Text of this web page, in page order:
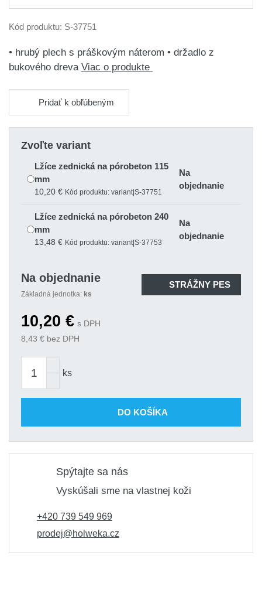
Kód produktu: S-37751
• hrubý plech s práškovým náterom • držadlo z
bukového dreva Viac o produkte
Pridať k obľúbeným
Zvoľte variant
Lžíce zednická na pórobeton 115
mm
10,20 € Kód produktu: variant|S-37751
Na
objednanie
Lžíce zednická na pórobeton 240
mm
13,48 € Kód produktu: variant|S-37753
Na
objednanie
Na objednanie
Základná jednotka: ks
STRÁŽNY PES
10,20 € s DPH
8,43 € bez DPH
ks
DO KOŠÍKA
Spýtajte sa nás
Vyskúšali sme na vlastnej koži
+420 739 549 969
prodej@holweka.cz